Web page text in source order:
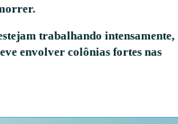
trabalhando intensamente,
envolver colônias fortes nas